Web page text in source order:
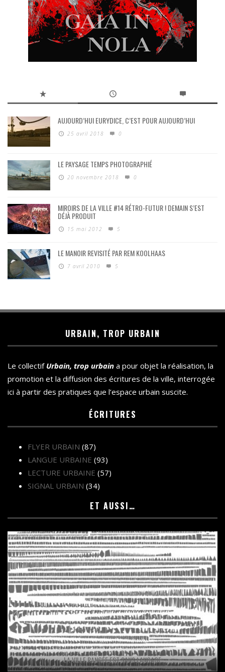
AUJOURD’HUI EURYDICE, C’EST POUR AUJOURD’HUI
25 avril 2018 0
LE PAYSAGE TEMPS PHOTOGRAPHIÉ
20 novembre 2018 0
MIROIRS DE LA VILLE #14 RÉTRO-FUTUR ! DEMAIN S’EST
DÉJÀ PRODUIT
15 mai 2012 5
LE MANOIR REVISITÉ PAR REM KOOLHAAS
7 avril 2010 5
URBAIN, TROP URBAIN
Le collectif Urbain, trop urbain a pour objet la réalisation, la
promotion et la diffusion des écritures de la ville, interrogée
ici à partir des pratiques que l’espace urbain suscite.
ÉCRITURES
FLYER URBAIN (87)
LANGUE URBAINE (93)
LECTURE URBAINE (57)
SIGNAL URBAIN (34)
ET AUSSI…
LA VILLE RANGÉE EST SANS LANGAGE